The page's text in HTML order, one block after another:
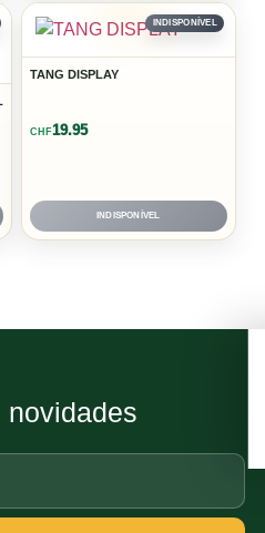
INDISPONÍVEL
TANG DISPLAY
CHF19.95
INDISPONÍVEL
novidades